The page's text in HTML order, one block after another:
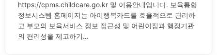
https://cpms.childcare.go.kr 및 이용안내입니다. 보육통합
정보시스템 홈페이지는 아이행복카드를 효율적으로 관리하
고 부모의 보육서비스 정보 접근성 및 어린이집과 행정기관
의 편리성을 제고하기…